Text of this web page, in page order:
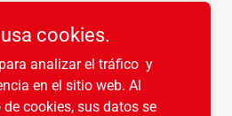
cookies.
analizar el tráfico y
en el sitio web. Al
cookies, sus datos se